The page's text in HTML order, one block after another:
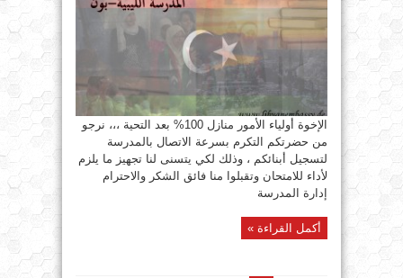
الإخوة أولياء الأمور منازل 100% بعد التحية ،،، نرجو
من حضرتكم التكرم بسرعة الاتصال بالمدرسة
لتسجيل أبنائكم ، وذلك لكي يتسنى لنا تجهيز ما يلزم
لأداء للامتحان ​وتقبلوا منا فائق الشكر والاحترام
إدارة المدرسة
أكمل القراءة »